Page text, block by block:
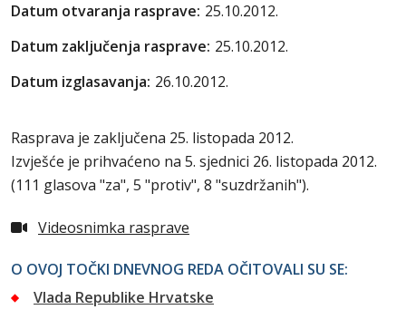
Datum otvaranja rasprave: 25.10.2012.
Datum zaključenja rasprave: 25.10.2012.
Datum izglasavanja: 26.10.2012.
Rasprava je zaključena 25. listopada 2012.
Izvješće je prihvaćeno na 5. sjednici 26. listopada 2012.
(111 glasova "za", 5 "protiv", 8 "suzdržanih").
Videosnimka rasprave
O OVOJ TOČKI DNEVNOG REDA OČITOVALI SU SE:
Vlada Republike Hrvatske